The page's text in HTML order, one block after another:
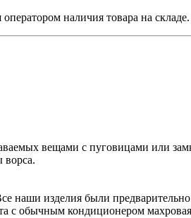
наличия товара на складе.
вещами с пуговицами или
ворса.
наши изделия были
с обычным кондиционером